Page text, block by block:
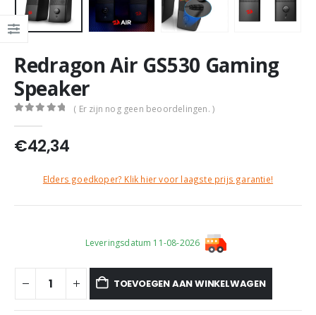
Redragon Air GS530 Gaming
Speaker
( Er zijn nog geen beoordelingen. )
€42,34
Elders goedkoper? Klik hier voor laagste prijs garantie!
Leveringsdatum 11-08-2026
TOEVOEGEN AAN WINKELWAGEN